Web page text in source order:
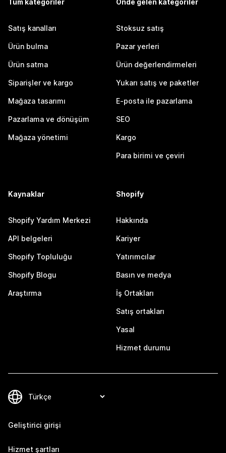
Tüm kategoriler
Satış kanalları
Ürün bulma
Ürün satma
Siparişler ve kargo
Mağaza tasarımı
Pazarlama ve dönüşüm
Mağaza yönetimi
Önde gelen kategoriler
Stoksuz satış
Pazar yerleri
Ürün değerlendirmeleri
Yukarı satış ve paketler
E-posta ile pazarlama
SEO
Kargo
Para birimi ve çeviri
Kaynaklar
Shopify Yardım Merkezi
API belgeleri
Shopify Topluluğu
Shopify Blogu
Araştırma
Shopify
Hakkında
Kariyer
Yatırımcılar
Basın ve medya
İş Ortakları
Satış ortakları
Yasal
Hizmet durumu
Geliştirici girişi
Hizmet şartları